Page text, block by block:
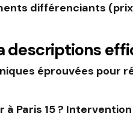
différenciants
descriptions
éprouvées pour
à Paris 15 ?